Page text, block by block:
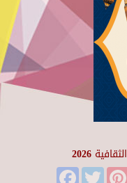
2026
Facebook